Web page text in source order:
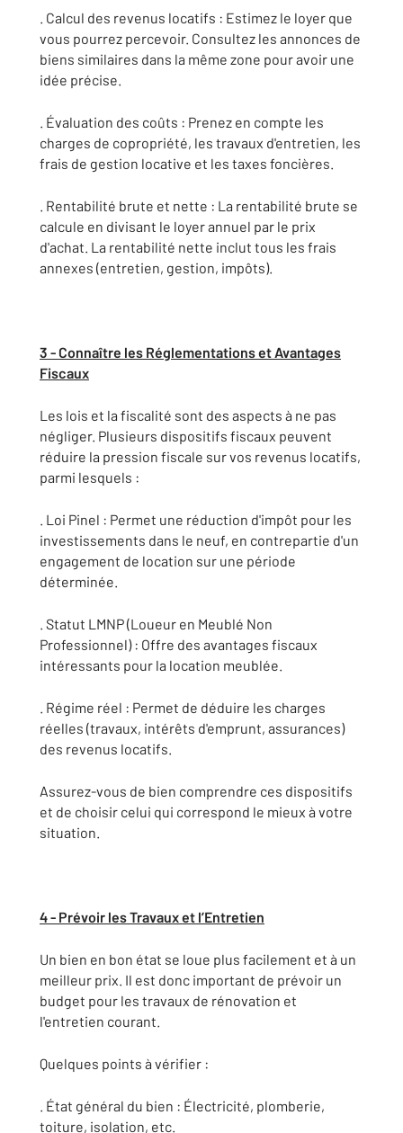
. Calcul des revenus locatifs : Estimez le loyer que
vous pourrez percevoir. Consultez les annonces de
biens similaires dans la même zone pour avoir une
idée précise.
. Évaluation des coûts : Prenez en compte les
charges de copropriété, les travaux d'entretien, les
frais de gestion locative et les taxes foncières.
. Rentabilité brute et nette : La rentabilité brute se
calcule en divisant le loyer annuel par le prix
d'achat. La rentabilité nette inclut tous les frais
annexes (entretien, gestion, impôts).
3 - Connaître les Réglementations et Avantages
Fiscaux
Les lois et la fiscalité sont des aspects à ne pas
négliger. Plusieurs dispositifs fiscaux peuvent
réduire la pression fiscale sur vos revenus locatifs,
parmi lesquels :
. Loi Pinel : Permet une réduction d'impôt pour les
investissements dans le neuf, en contrepartie d'un
engagement de location sur une période
déterminée.
. Statut LMNP (Loueur en Meublé Non
Professionnel) : Offre des avantages fiscaux
intéressants pour la location meublée.
. Régime réel : Permet de déduire les charges
réelles (travaux, intérêts d'emprunt, assurances)
des revenus locatifs.
Assurez-vous de bien comprendre ces dispositifs
et de choisir celui qui correspond le mieux à votre
situation.
4 - Prévoir les Travaux et l’Entretien
Un bien en bon état se loue plus facilement et à un
meilleur prix. Il est donc important de prévoir un
budget pour les travaux de rénovation et
l'entretien courant.
Quelques points à vérifier :
. État général du bien : Électricité, plomberie,
toiture, isolation, etc.